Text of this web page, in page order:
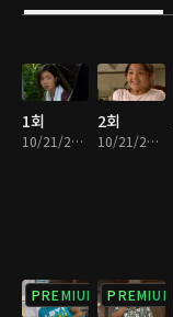
1회
10/21/2022 • 26분
2회
10/21/2022 • 26분
PREMIUM PREMIUM